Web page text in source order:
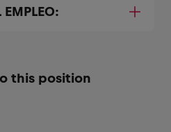
EMPLEO:
this position